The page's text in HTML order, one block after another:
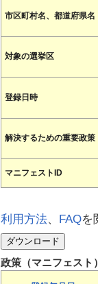
市区町村名、都道府県名
対象の選挙区
登録日時
解決するための重要政策
マニフェストID
利用方法、 FAQを
政策（マニフェスト